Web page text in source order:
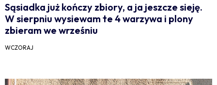
Sąsiadka już kończy zbiory, a ja jeszcze sieję.
W sierpniu wysiewam te 4 warzywa i plony
zbieram we wrześniu
WCZORAJ